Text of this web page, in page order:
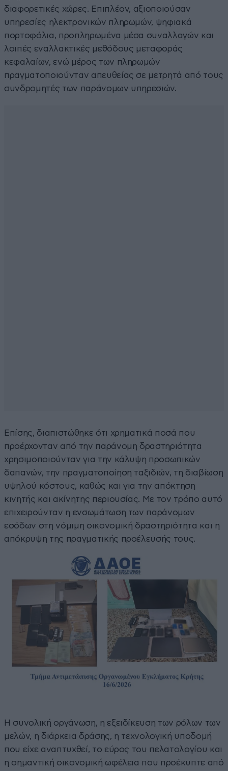
διαφορετικές χώρες. Επιπλέον, αξιοποιούσαν
υπηρεσίες ηλεκτρονικών πληρωμών, ψηφιακά
πορτοφόλια, προπληρωμένα μέσα συναλλαγών και
λοιπές εναλλακτικές μεθόδους μεταφοράς
κεφαλαίων, ενώ μέρος των πληρωμών
πραγματοποιούνταν απευθείας σε μετρητά από τους
συνδρομητές των παράνομων υπηρεσιών.
Επίσης, διαπιστώθηκε ότι χρηματικά ποσά που
προέρχονταν από την παράνομη δραστηριότητα
χρησιμοποιούνταν για την κάλυψη προσωπικών
δαπανών, την πραγματοποίηση ταξιδιών, τη διαβίωση
υψηλού κόστους, καθώς και για την απόκτηση
κινητής και ακίνητης περιουσίας. Με τον τρόπο αυτό
επιχειρούνταν η ενσωμάτωση των παράνομων
εσόδων στη νόμιμη οικονομική δραστηριότητα και η
απόκρυψη της πραγματικής προέλευσής τους.
Η συνολική οργάνωση, η εξειδίκευση των ρόλων των
μελών, η διάρκεια δράσης, η τεχνολογική υποδομή
που είχε αναπτυχθεί, το εύρος του πελατολογίου και
η σημαντική οικονομική ωφέλεια που προέκυπτε από